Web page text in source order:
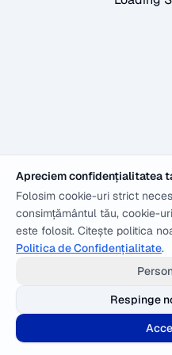
Apreciem confidențialitatea
Folosim cookie-uri strict
consimțământul tău, cookie-
este folosit. Citește politica
Politica de Confidențialitate.
Respinge